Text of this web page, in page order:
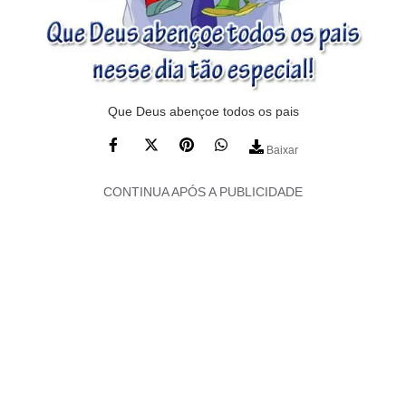
Que Deus abençoe todos os pais
Baixar
CONTINUA APÓS A PUBLICIDADE